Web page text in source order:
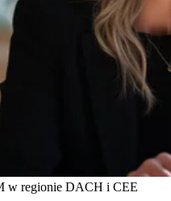
w regionie DACH i CEE